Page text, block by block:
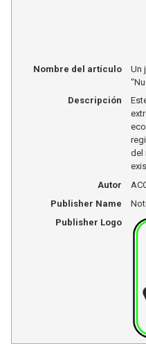
Nombre del artículo
Un
Descripción
del
Autor
Publisher Name
Publisher Logo